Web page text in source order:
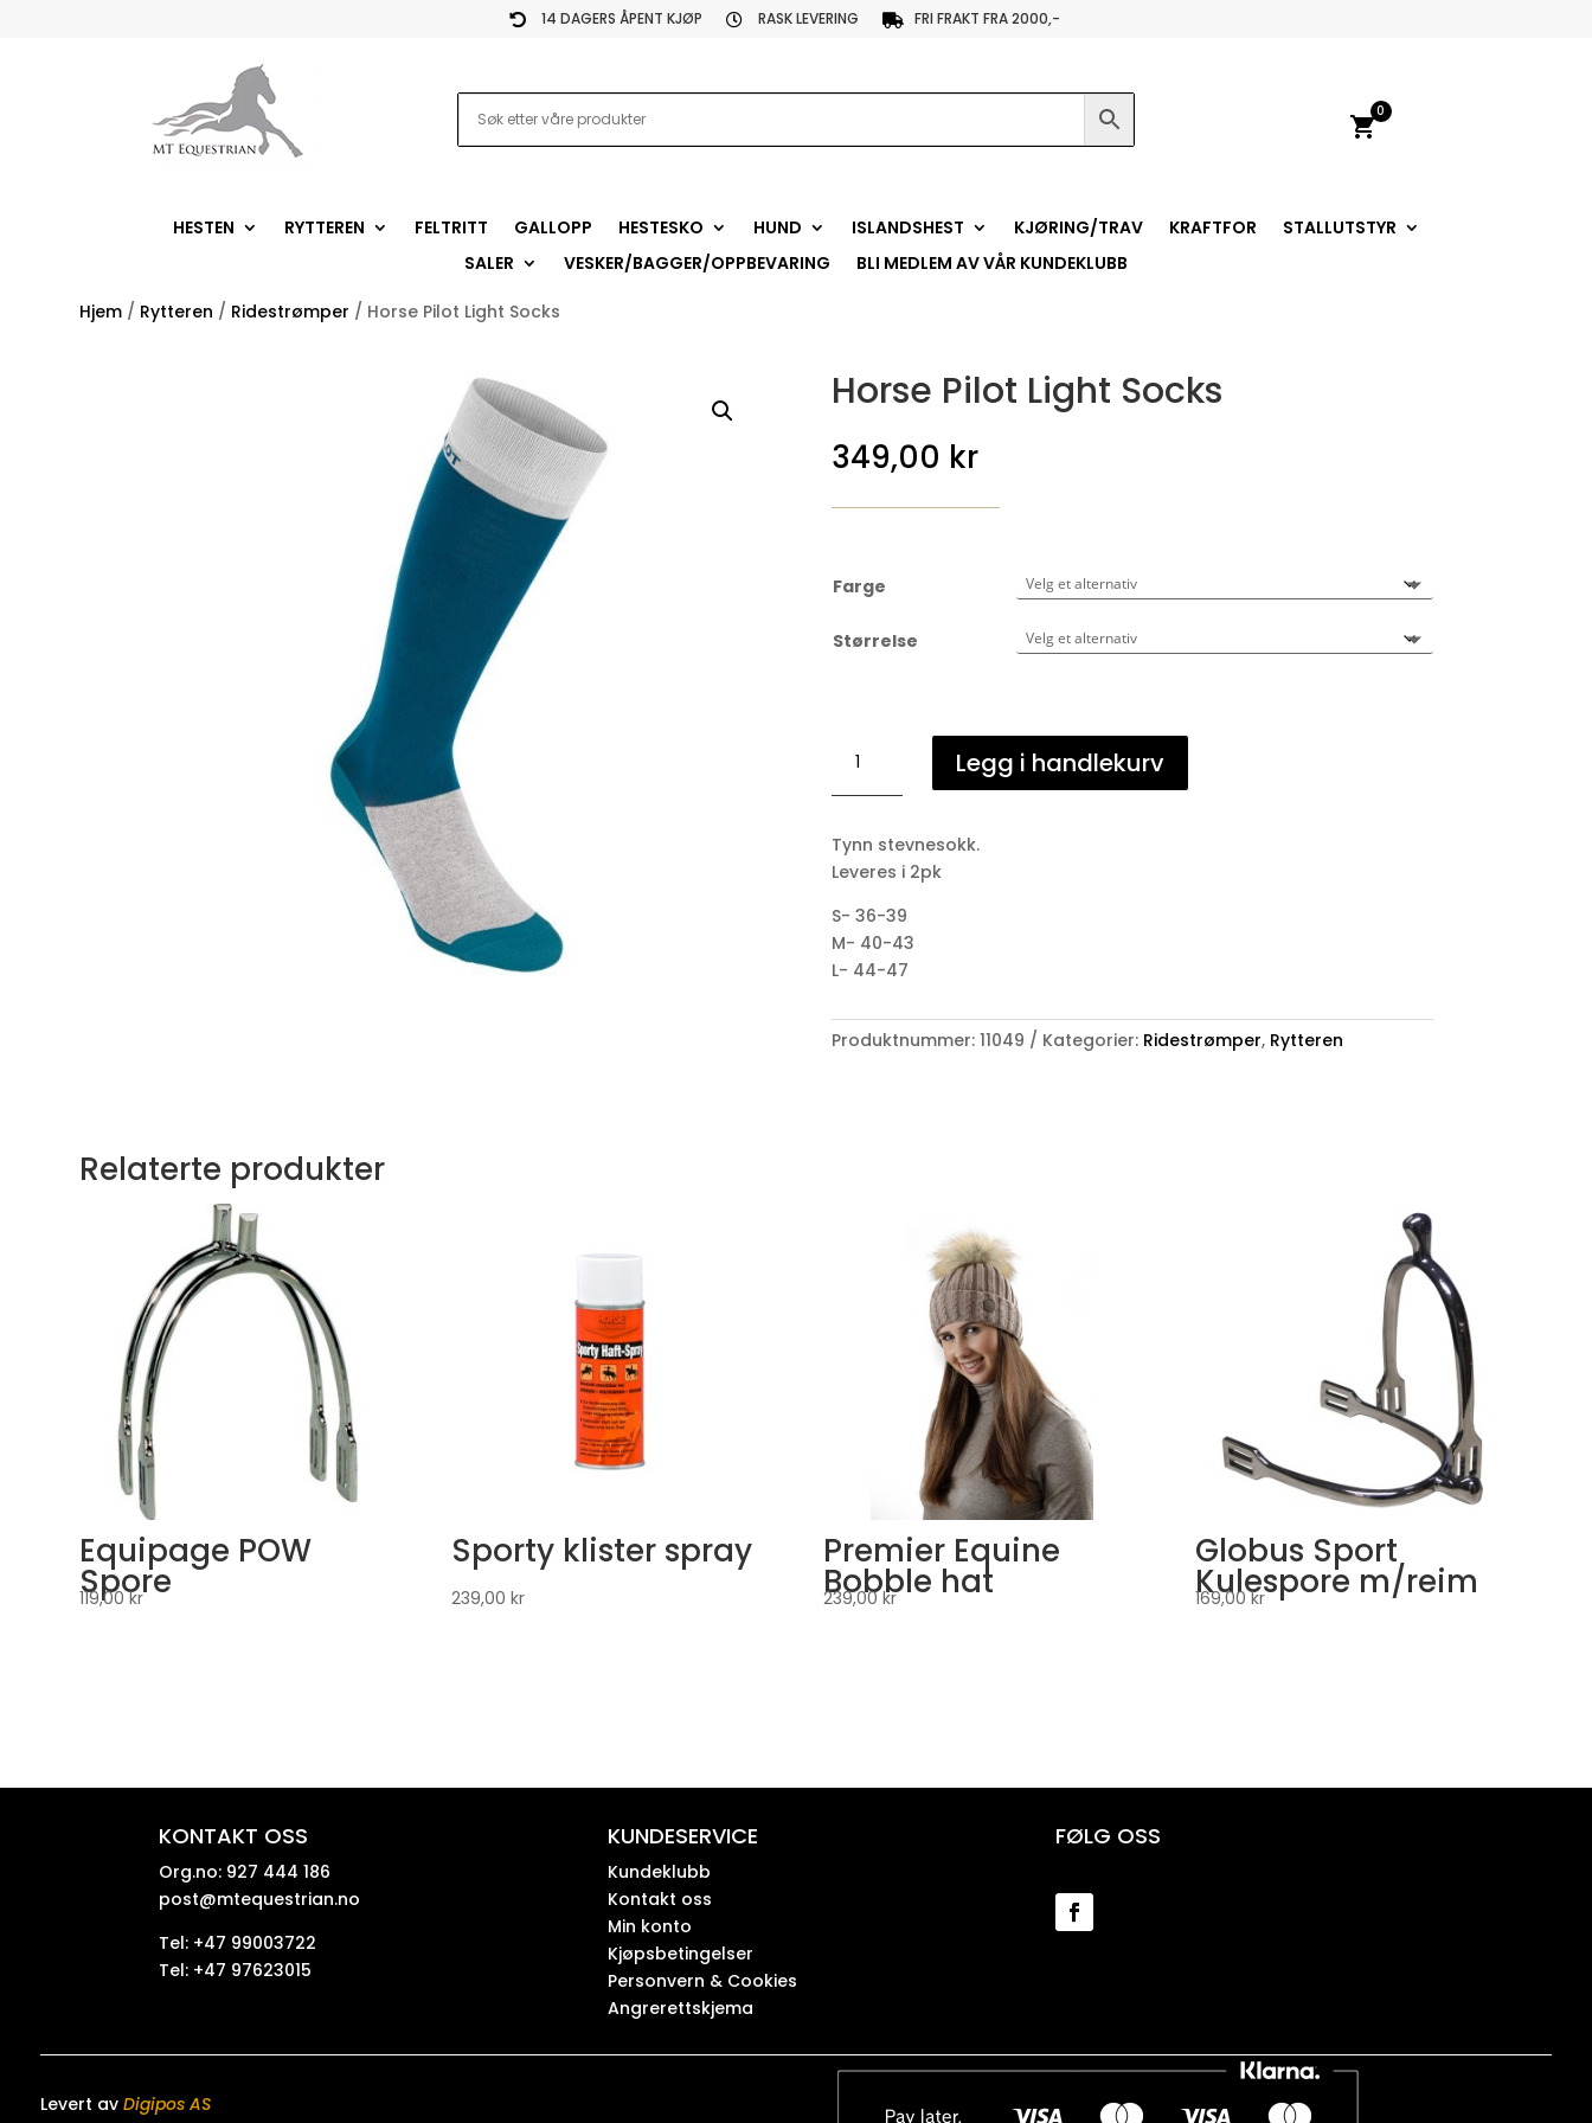
 14 DAGERS ÅPENT KJØP  RASK LEVERING  FRI FRAKT FRA 2000,-
shopping_cart
0
HESTEN RYTTEREN FELTRITT GALLOPP HESTESKO HUND ISLANDSHEST KJØRING/TRAV KRAFTFOR
STALLUTSTYR
SALER
VESKER/BAGGER/OPPBEVARING BLI MEDLEM AV VÅR KUNDEKLUBB
Hjem / Rytteren / Ridestrømper / Horse Pilot Light Socks
Horse Pilot Light Socks
349,00 kr
Farge
Størrelse
Pilot
Light
antall
Legg i handlekurv
Tynn stevnesokk.
Leveres i 2pk
S- 36-39
M- 40-43
L- 44-47
Produktnummer: 11049 Kategorier: Ridestrømper, Rytteren
Relaterte produkter
Equipage POW
Spore
119,00kr
Sporty klister spray
239,00kr
Premier Equine
Bobble hat
239,00kr
Globus Sport
Kulespore m/reim
169,00kr
KONTAKT OSS
Org.no: 927 444 186
post@mtequestrian.no
Tel: +47 99003722
Tel: +47 97623015
KUNDESERVICE
Kundeklubb
Kontakt oss
Min konto
Kjøpsbetingelser
Personvern & Cookies
Angrerettskjema
FØLG OSS
Levert av Digipos AS